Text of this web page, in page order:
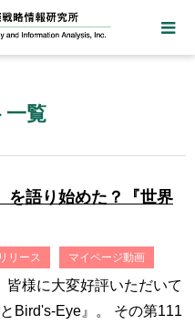
一覧
を語り始めた？『世界
リース マイページ動画
皆様に大変好評いただいて
Bird's-Eye』。 その第111